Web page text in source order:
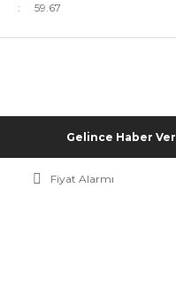
59.67
Gelince Haber Ver
Fiyat Alarmı